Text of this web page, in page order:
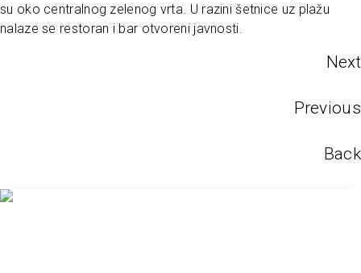
su oko centralnog zelenog vrta. U razini šetnice uz plažu
nalaze se restoran i bar otvoreni javnosti.
Next
Previous
Back